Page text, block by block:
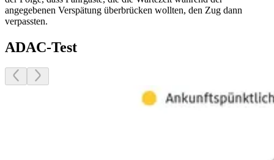
angegebenen Verspätung überbrücken wollten, den Zug dann
verpassten.
ADAC-Test